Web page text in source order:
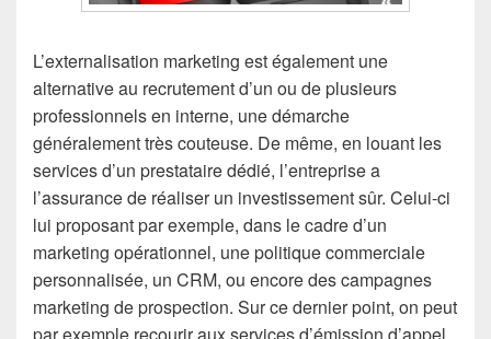
L’externalisation marketing est également une
alternative au recrutement d’un ou de plusieurs
professionnels en interne, une démarche
généralement très couteuse. De même, en louant les
services d’un prestataire dédié, l’entreprise a
l’assurance de réaliser un investissement sûr. Celui-ci
lui proposant par exemple, dans le cadre d’un
marketing opérationnel, une politique commerciale
personnalisée, un CRM, ou encore des campagnes
marketing de prospection. Sur ce dernier point, on peut
par exemple recourir aux services d’émission d’appel